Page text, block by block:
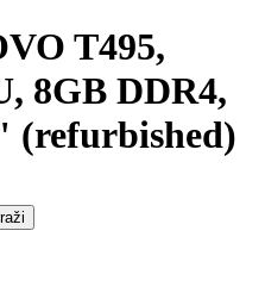
T495,
8GB DDR4,
(refurbished)